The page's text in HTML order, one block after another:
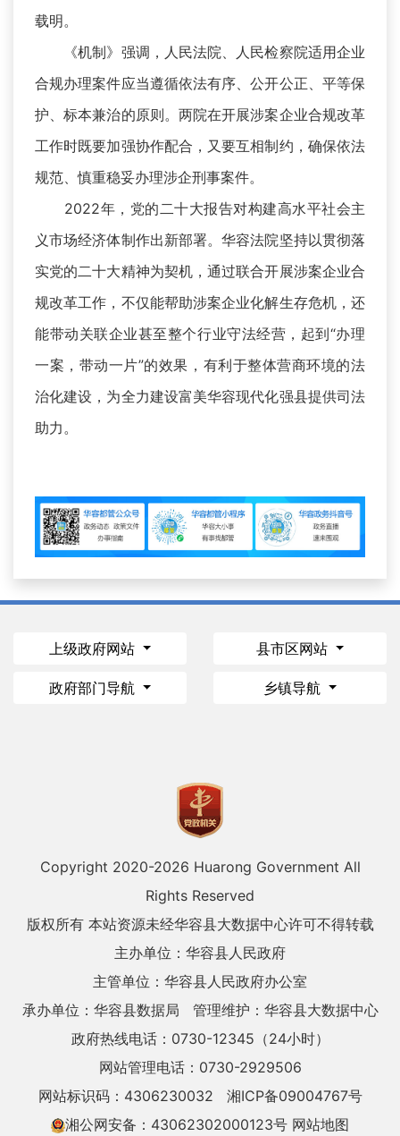
载明。
《机制》强调，人民法院、人民检察院适用企业
合规办理案件应当遵循依法有序、公开公正、平等保
护、标本兼治的原则。两院在开展涉案企业合规改革
工作时既要加强协作配合，又要互相制约，确保依法
规范、慎重稳妥办理涉企刑事案件。
2022年，党的二十大报告对构建高水平社会主
义市场经济体制作出新部署。华容法院坚持以贯彻落
实党的二十大精神为契机，通过联合开展涉案企业合
规改革工作，不仅能帮助涉案企业化解生存危机，还
能带动关联企业甚至整个行业守法经营，起到“办理
一案，带动一片”的效果，有利于整体营商环境的法
治化建设，为全力建设富美华容现代化强县提供司法
助力。
上级政府网站 县市区网站
政府部门导航 乡镇导航
Copyright 2020-2026 Huarong Government All
Rights Reserved
版权所有 本站资源未经华容县大数据中心许可不得转载
主办单位：华容县人民政府
主管单位：华容县人民政府办公室
承办单位：华容县数据局
管理维护：华容县大数据中心
政府热线电话：0730-12345（24小时）
网站管理电话：0730-2929506
网站标识码：4306230032
湘ICP备09004767号
湘公网安备：43062302000123号 网站地图